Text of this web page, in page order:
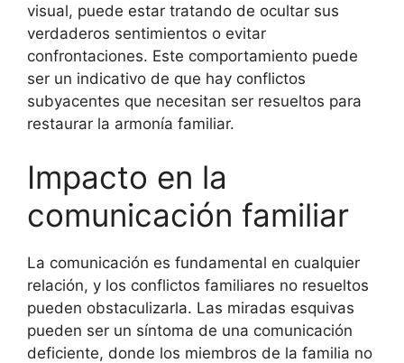
visual, puede estar tratando de ocultar sus
verdaderos sentimientos o evitar
confrontaciones. Este comportamiento puede
ser un indicativo de que hay conflictos
subyacentes que necesitan ser resueltos para
restaurar la armonía familiar.
Impacto en la
comunicación familiar
La comunicación es fundamental en cualquier
relación, y los conflictos familiares no resueltos
pueden obstaculizarla. Las miradas esquivas
pueden ser un síntoma de una comunicación
deficiente, donde los miembros de la familia no